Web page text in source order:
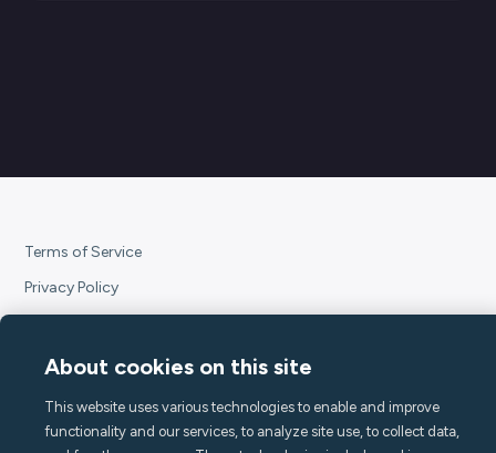
Terms of Service
Privacy Policy
Declaration of Conformity
Open source at Minut
About cookies on this site
This website uses various technologies to enable and improve
functionality and our services, to analyze site use, to collect data,